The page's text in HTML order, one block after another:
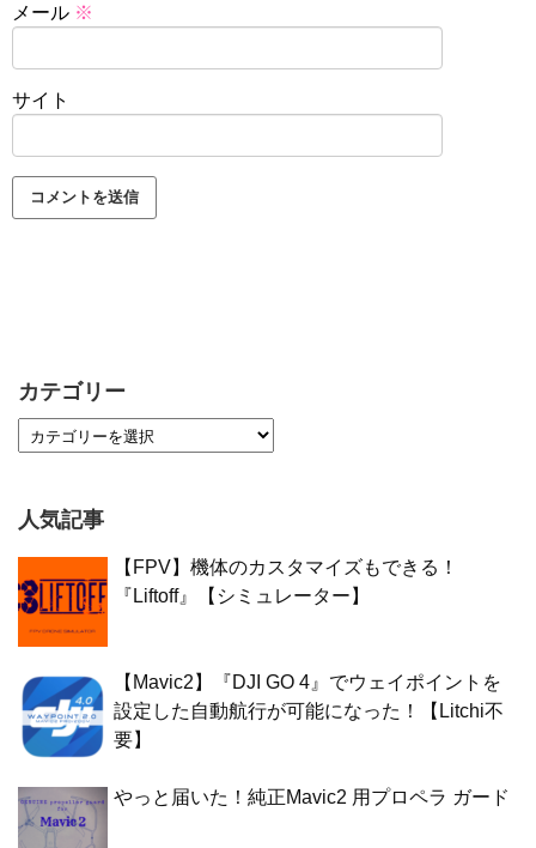
メール ※
サイト
カテゴリー
人気記事
【FPV】機体のカスタマイズもできる！
『Liftoff』【シミュレーター】
【Mavic2】『DJI GO 4』でウェイポイントを
設定した自動航行が可能になった！【Litchi不
要】
やっと届いた！純正Mavic2 用プロペラ ガード